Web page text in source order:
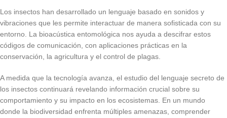
Los insectos han desarrollado un lenguaje basado en sonidos y
vibraciones que les permite interactuar de manera sofisticada con su
entorno. La bioacústica entomológica nos ayuda a descifrar estos
códigos de comunicación, con aplicaciones prácticas en la
conservación, la agricultura y el control de plagas.
A medida que la tecnología avanza, el estudio del lenguaje secreto de
los insectos continuará revelando información crucial sobre su
comportamiento y su impacto en los ecosistemas. En un mundo
donde la biodiversidad enfrenta múltiples amenazas, comprender